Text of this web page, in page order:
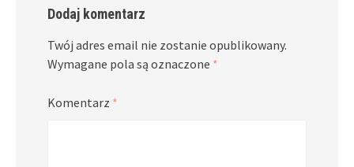
Dodaj komentarz
Twój adres email nie zostanie opublikowany.
Wymagane pola są oznaczone *
Komentarz *